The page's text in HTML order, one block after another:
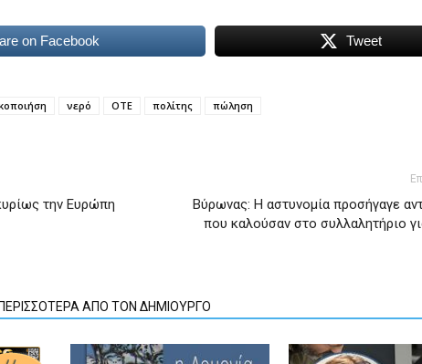
on Facebook Tweet
νερό ΟΤΕ πολίτης πώληση
την Ευρώπη
Βύρωνας: Η αστυνομία προσήγαγε
που καλούσαν στο συλλαλητήριο
ΠΕΡΙΣΣΟΤΕΡΑ ΑΠΟ ΤΟΝ ΔΗΜΙΟΥΡΓΟ